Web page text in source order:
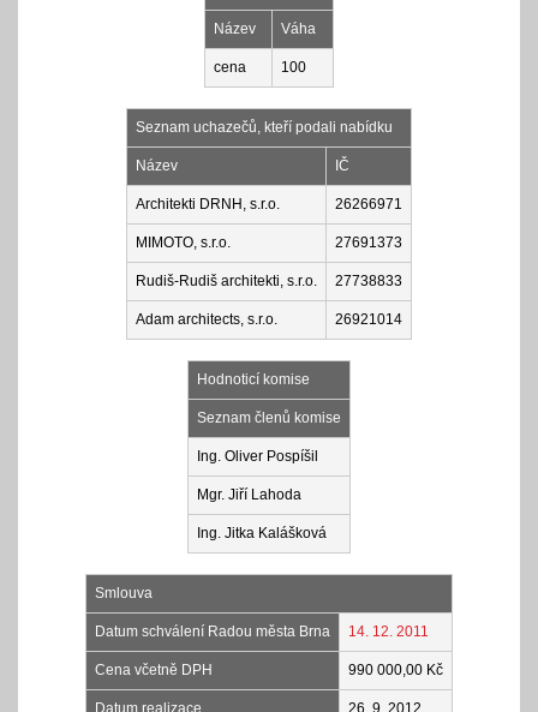
Název Váha
cena 100
Seznam uchazečů, kteří podali nabídku
Název IČ
Architekti DRNH, s.r.o. 26266971
MIMOTO, s.r.o. 27691373
Rudiš-Rudiš architekti, s.r.o. 27738833
Adam architects, s.r.o. 26921014
Hodnoticí komise
Seznam členů komise
Ing. Oliver Pospíšil
Mgr. Jiří Lahoda
Ing. Jitka Kalášková
Smlouva
Datum schválení Radou města Brna 14. 12. 2011
Cena včetně DPH 990 000,00 Kč
Datum realizace 26. 9. 2012